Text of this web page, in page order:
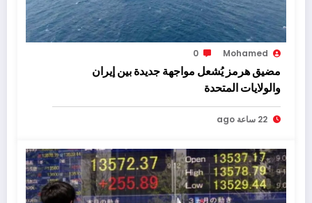
Mohamed
0
مضيق هرمز يُشعل مواجهة جديدة بين إيران
والولايات المتحدة
22 ساعة ago